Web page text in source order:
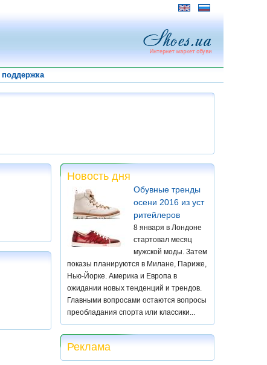
поддержка
Новость дня
Обувные тренды
осени 2016 из уст
ритейлеров
8 января в Лондоне
стартовал месяц
мужской моды. Затем
показы планируются в Милане, Париже,
Нью-Йорке. Америка и Европа в
ожидании новых тенденций и трендов.
Главными вопросами остаются вопросы
преобладания спорта или классики...
Реклама